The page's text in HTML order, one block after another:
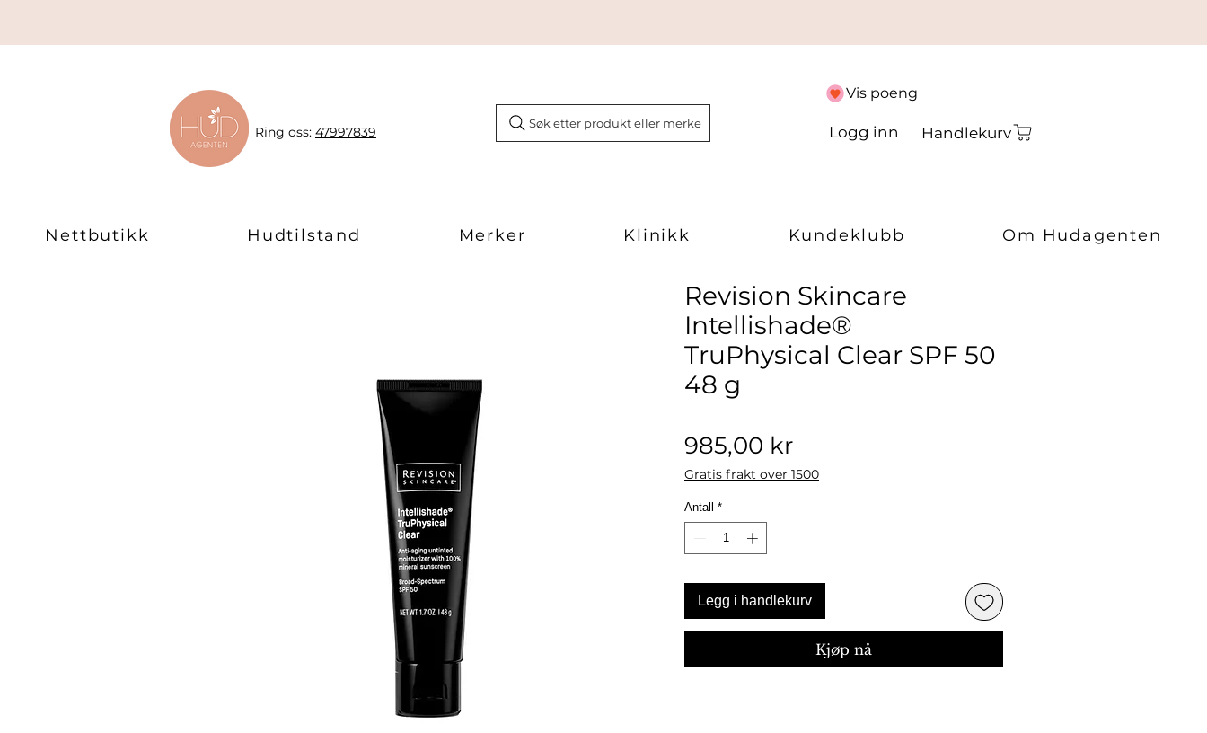
Ring oss: 47997839
Søk etter produkt eller merke
Vis poeng
Logg inn Handlekurv
Nettbutikk Hudtilstand Merker Klinikk Kundeklubb Om Hudagenten
Revision Skincare
Intellishade®
TruPhysical Clear SPF 50
48 g
985,00 krPris
Gratis frakt over 1500
Antall *
Legg i handlekurv
Kjøp nå